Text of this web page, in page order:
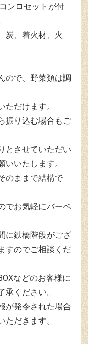
ンロセットが付
炭、着火材、火
ので、野菜類は調
だけます。
振り込む場合もご
とさせていただい
いたします。
のままで結構で
でお気軽にバーベ
に鉄橋階段がござ
すのでご相談くだ
などのお客様に
ください。
が発令された場合
だきます。